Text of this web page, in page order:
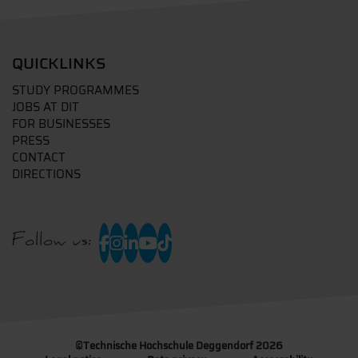
QUICKLINKS
STUDY PROGRAMMES
JOBS AT DIT
FOR BUSINESSES
PRESS
CONTACT
DIRECTIONS
Follow us:
©Technische Hochschule Deggendorf 2026